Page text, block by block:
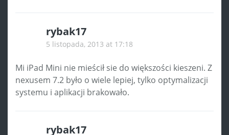
rybak17
5 listopada, 2013 at 17:18
Mi iPad Mini nie mieścił sie do większości kieszeni. Z
nexusem 7.2 było o wiele lepiej, tylko optymalizacji
systemu i aplikacji brakowało.
rybak17